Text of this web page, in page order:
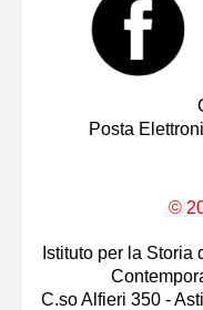
Posta
©
Istituto per la
C.so Alfieri 350 -